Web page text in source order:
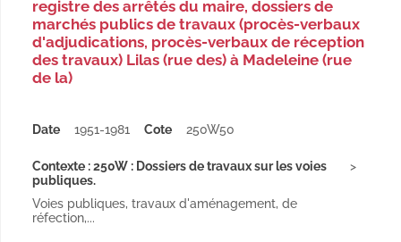
registre des arrêtés du maire, dossiers de
marchés publics de travaux (procès-verbaux
d'adjudications, procès-verbaux de réception
des travaux) Lilas (rue des) à Madeleine (rue
de la)
Date 1951-1981 Cote 250W50
Contexte : 250W : Dossiers de travaux sur les voies
publiques.
Voies publiques, travaux d'aménagement, de
réfection,...